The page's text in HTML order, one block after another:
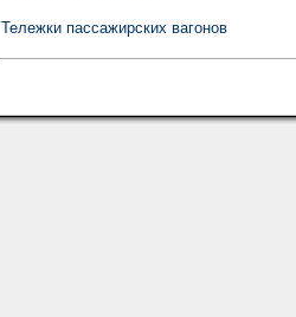
Тележки пассажирских вагонов